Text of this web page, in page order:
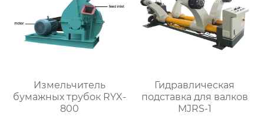
Измельчитель
бумажных трубок RYX-
800
Гидравлическая
подставка для валков
MJRS-1